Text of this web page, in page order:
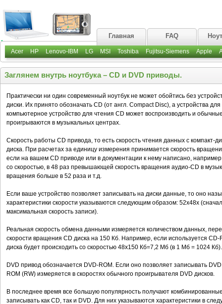
Главная FAQ
Acer HP Lenovo-IBM LG MSI Toshiba Fujitsu-Siemens Apple
Заглянем внутрь ноутбука – CD и DVD приводы.
Практически ни один современный ноутбук не может обойтись без
диски. Их принято обозначать CD (от англ. Compact Disc), а устройства
компьютерное устройство для чтения CD может воспроизводить и
проигрываются в музыкальных центрах.
Скорость работы CD привода, то есть скорость чтения данных с компакт-
диска. При расчетах за единицу измерения принимается скорость
если на вашем CD приводе или в документации к нему написано,
со скоростью, в 48 раз превышающей скорость вращения аудио-CD в
вращения больше в 52 раза и т.д.
Если ваше устройство позволяет записывать на диски данные, то оно
характеристики скорости указываются следующим образом: 52х48х
максимальная скорость записи).
Реальная скорость обмена данными измеряется количеством данных,
скорости вращения СD диска на 150 Кб. Например, если используется
диска будет происходить со скоростью 48x150 Кб=7,2 Мб (в 1 Мб = 1024 Кб).
DVD привод обозначается DVD-ROM. Если оно позволяет записывать
ROM (RW) измеряется в скоростях обычного проигрывателя DVD дисков.
В последнее время все большую популярность получают
записывать как CD, так и DVD. Для них указываются характеристики в